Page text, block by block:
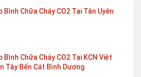
Bình Chữa Cháy CO2 Tại Tân Uyên
Bình Chữa Cháy CO2 Tại KCN Việt
Tây Bến Cát Bình Dương